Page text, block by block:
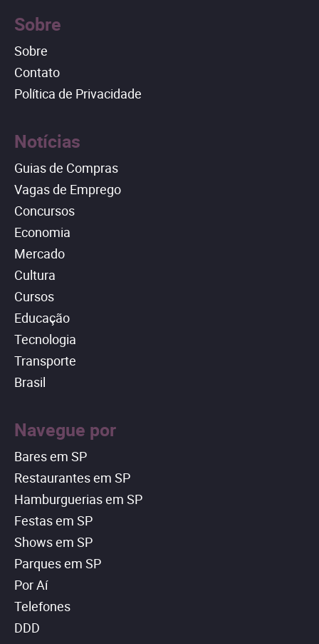
Sobre
Sobre
Contato
Política de Privacidade
Notícias
Guias de Compras
Vagas de Emprego
Concursos
Economia
Mercado
Cultura
Cursos
Educação
Tecnologia
Transporte
Brasil
Navegue por
Bares em SP
Restaurantes em SP
Hamburguerias em SP
Festas em SP
Shows em SP
Parques em SP
Por Aí
Telefones
DDD